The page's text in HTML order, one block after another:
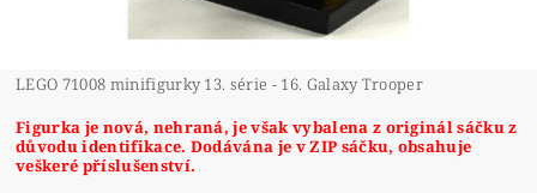
LEGO 71008 minifigurky 13. série - 16. Galaxy Trooper
Figurka je nová, nehraná, je však vybalena z originál sáčku z
důvodu identifikace. Dodávána je v ZIP sáčku, obsahuje
veškeré příslušenství.